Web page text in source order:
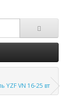
YZF VN 16-25 вт